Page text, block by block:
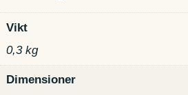
Vikt
0,3 kg
Dimensioner